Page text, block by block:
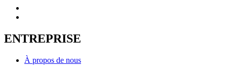
ENTREPRISE
À propos de nous